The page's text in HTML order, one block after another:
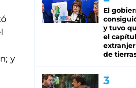
y
El
y tuvo
el
de